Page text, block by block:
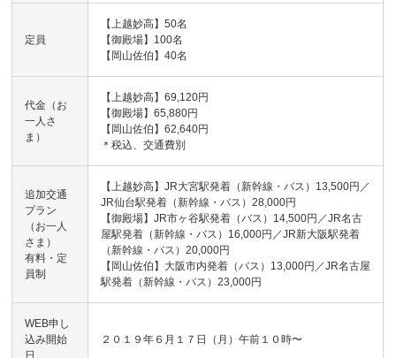
定員
【上越妙高】50名
【御殿場】100名
【岡山佐伯】40名
代金（お
一人さ
ま）
【上越妙高】69,120円
【御殿場】65,880円
【岡山佐伯】62,640円
＊税込、交通費別
追加交通
プラン
（お一人
さま）
有料・定
員制
【上越妙高】JR大宮駅発着（新幹線・バス）13,500円／
JR仙台駅発着（新幹線・バス）28,000円
【御殿場】JR市ヶ谷駅発着（バス）14,500円／JR名古
屋駅発着（新幹線・バス）16,000円／JR新大阪駅発着
（新幹線・バス）20,000円
【岡山佐伯】大阪市内発着（バス）13,000円／JR名古屋
駅発着（新幹線・バス）23,000円
WEB申し
込み開始
２０１９年６月１７日（月）午前１０時〜